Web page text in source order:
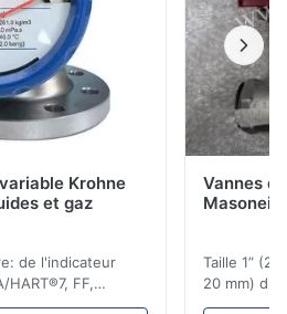
Krohne
et gaz
de l'indicateur
HART®7, FF,
* N'importe
Vannes
Taille 1”
20 mm)